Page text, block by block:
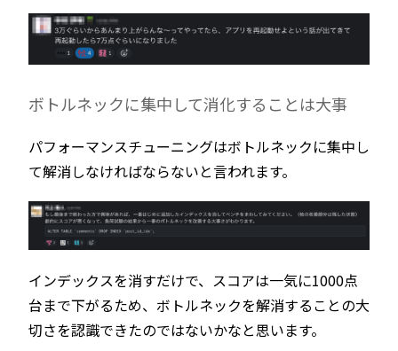
ボトルネックに集中して消化することは大事
パフォーマンスチューニングはボトルネックに集中し
て解消しなければならないと言われます。
インデックスを消すだけで、スコアは一気に1000点
台まで下がるため、ボトルネックを解消することの大
切さを認識できたのではないかなと思います。